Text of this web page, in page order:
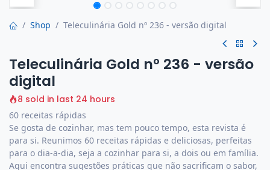
Shop Teleculinária Gold nº 236 - versão digital
Teleculinária Gold nº 236 - versão
digital
8 sold in last 24 hours
60 receitas rápidas
Se gosta de cozinhar, mas tem pouco tempo, esta revista é
para si. Reunimos 60 receitas rápidas e deliciosas, perfeitas
para o dia-a-dia, seja a cozinhar para si, a dois ou em família.
Aqui encontra sugestões práticas que não sacrificam o sabor,